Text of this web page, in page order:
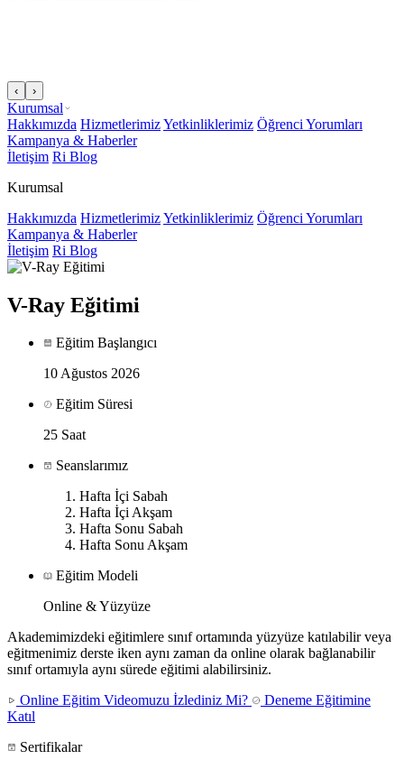
‹ ›
Kurumsal
Hakkımızda HizmetlerimizYetkinliklerimiz Öğrenci Yorumları
Kampanya & Haberler
İletişim Ri Blog
Kurumsal
Hakkımızda HizmetlerimizYetkinliklerimiz Öğrenci Yorumları
Kampanya & Haberler
İletişim Ri Blog
V-Ray Eğitimi
Eğitim Başlangıcı
10 Ağustos 2026
Eğitim Süresi
25 Saat
Seanslarımız
Hafta İçi Sabah
Hafta İçi Akşam
Hafta Sonu Sabah
Hafta Sonu Akşam
Eğitim Modeli
Online & Yüzyüze
Akademimizdeki eğitimlere sınıf ortamında yüzyüze katılabilir veya
eğitmenimiz derste iken aynı zaman da online olarak bağlanabilir
sınıf ortamıyla aynı sürede eğitimi alabilirsiniz.
Online Eğitim Videomuzu İzlediniz Mi?
Deneme Eğitimine
Katıl
Sertifikalar